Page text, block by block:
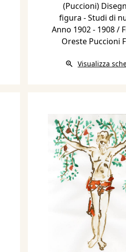
(Puccioni)
figura - Studi di
Anno 1902 - 1908 /
Oreste Puccioni
Visualizza